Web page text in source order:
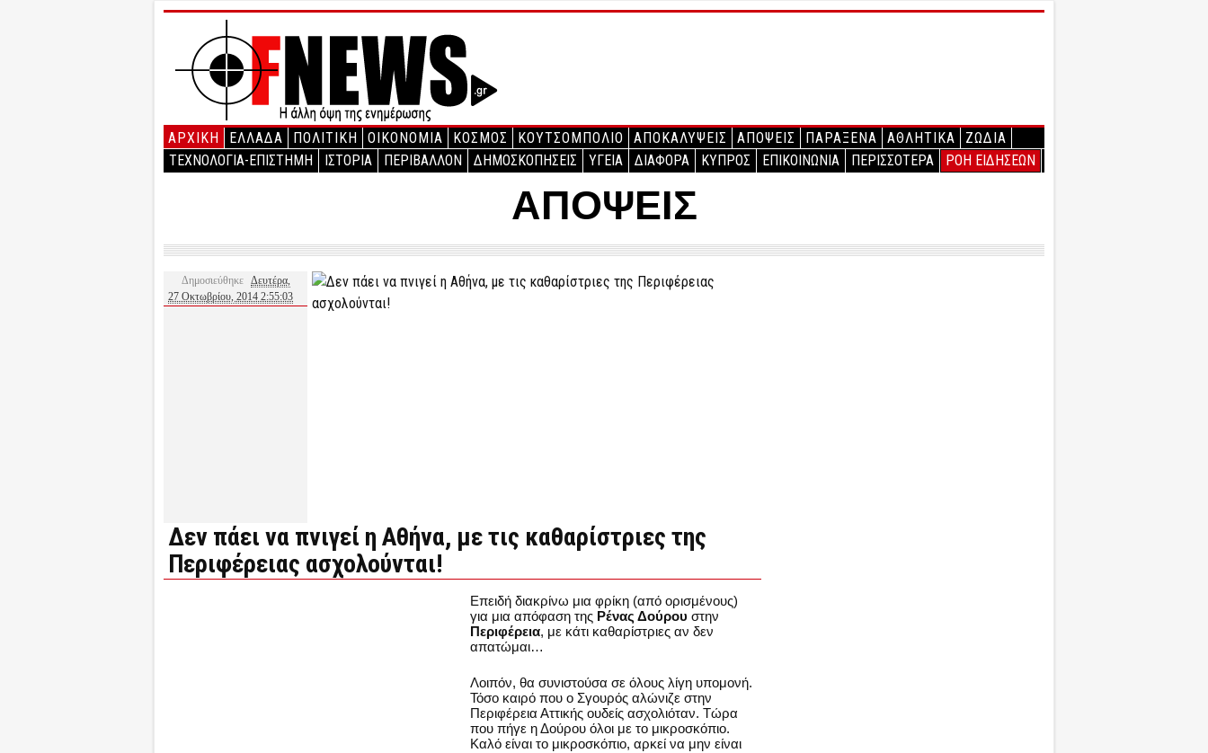
ΑΡΧΙΚΉ ΕΛΛΑΔΑ ΠΟΛΙΤΙΚΗ ΟΙΚΟΝΟΜΙΑ ΚΟΣΜΟΣ ΚΟΥΤΣΟΜΠΟΛΙΟ ΑΠΟΚΑΛΥΨΕΙΣ ΑΠΟΨΕΙΣ ΠΑΡΑΞΕΝΑ ΑΘΛΗΤΙΚΑ
ΖΩΔΙΑ
ΤΕΧΝΟΛΟΓΙΑ-ΕΠΙΣΤΗΜΗ
ΙΣΤΟΡΙΑ ΠΕΡΙΒΑΛΛΟΝ ΔΗΜΟΣΚΟΠΗΣΕΙΣ ΥΓΕΙΑ ΔΙΑΦΟΡΑ ΚΥΠΡΟΣ ΕΠΙΚΟΙΝΩΝΙΑ ΠΕΡΙΣΣΟΤΕΡΑ ΡΟΗ ΕΙΔΗΣΕΩΝ
ΑΠΟΨΕΙΣ
Δημοσιεύθηκε Δευτέρα,
27 Οκτωβρίου, 2014 2:55:03
Δεν πάει να πνιγεί η Αθήνα, με τις καθαρίστριες της
Περιφέρειας ασχολούνται!
Επειδή διακρίνω μια φρίκη (από ορισμένους)
για μια απόφαση της Ρένας Δούρου στην
Περιφέρεια, με κάτι καθαρίστριες αν δεν
απατώμαι…
Λοιπόν, θα συνιστούσα σε όλους λίγη υπομονή.
Τόσο καιρό που ο Σγουρός αλώνιζε στην
Περιφέρεια Αττικής ουδείς ασχολιόταν. Τώρα
που πήγε η Δούρου όλοι με το μικροσκόπιο.
Καλό είναι το μικροσκόπιο, αρκεί να μην είναι